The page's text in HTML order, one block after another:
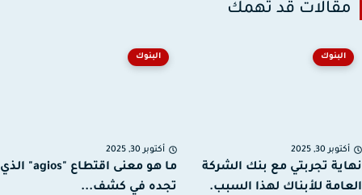
قد تهمك
البنوك
30, 2025
تجربتي مع بنك الشركة
للأبناك لهذا السبب.
البنوك
أكتوبر 30, 2025
ما هو معنى اقتطاع "agios" الذي
تجده في كشف...